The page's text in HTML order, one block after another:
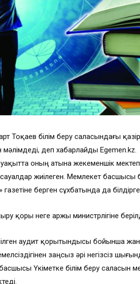
білім беру саласындағы
мәлімдеді, деп хабарлайды Egemen.kz.
оның атына жекеменшік
жиілеген. Мемлекет басшысы
берген сұхбатында да
қоры неге Қаржы министрлігіне
аудит қорытындысы бойынша
заңсыз әрі негізсіз
Үкіметке білім беру саласын